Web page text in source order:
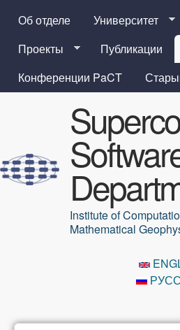
Об отделе Университет
Проекты
Публикации
Конференции PaCT
Institute of
Mathematical